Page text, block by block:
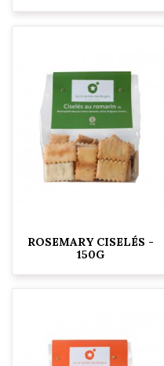
ROSEMARY CISELÉS -
150G